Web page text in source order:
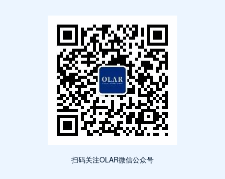
扫码关注OLAR微信公众号